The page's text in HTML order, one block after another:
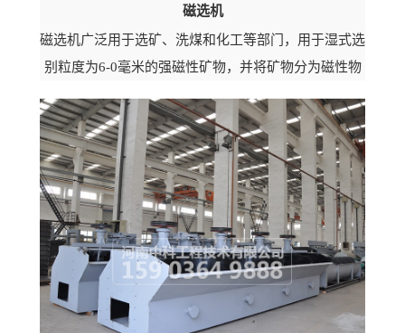
磁选机
磁选机广泛用于选矿、洗煤和化工等部门，用于湿式选
别粒度为6-0毫米的强磁性矿物，并将矿物分为磁性物
数X应不低于3000×106...